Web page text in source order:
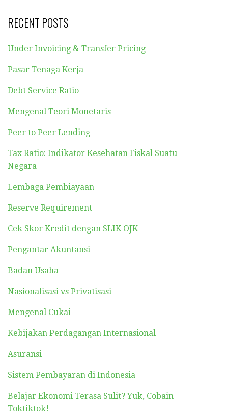
RECENT POSTS
Under Invoicing & Transfer Pricing
Pasar Tenaga Kerja
Debt Service Ratio
Mengenal Teori Monetaris
Peer to Peer Lending
Tax Ratio: Indikator Kesehatan Fiskal Suatu
Negara
Lembaga Pembiayaan
Reserve Requirement
Cek Skor Kredit dengan SLIK OJK
Pengantar Akuntansi
Badan Usaha
Nasionalisasi vs Privatisasi
Mengenal Cukai
Kebijakan Perdagangan Internasional
Asuransi
Sistem Pembayaran di Indonesia
Belajar Ekonomi Terasa Sulit? Yuk, Cobain
Toktiktok!